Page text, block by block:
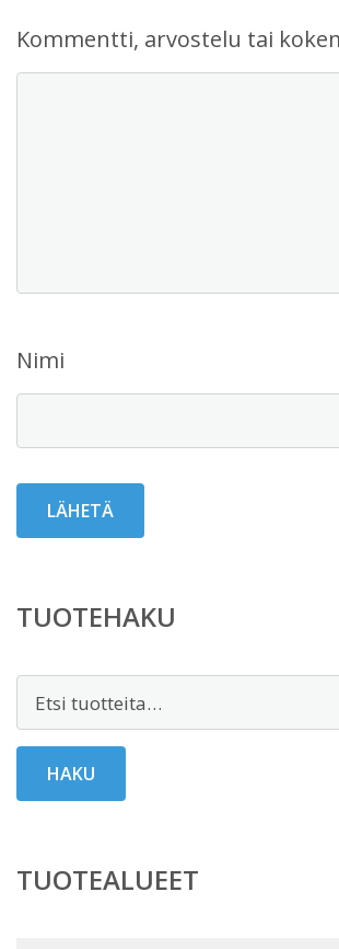
Kommentti, arvostelu tai
Nimi
TUOTEHAKU
HAKU
TUOTEALUEET